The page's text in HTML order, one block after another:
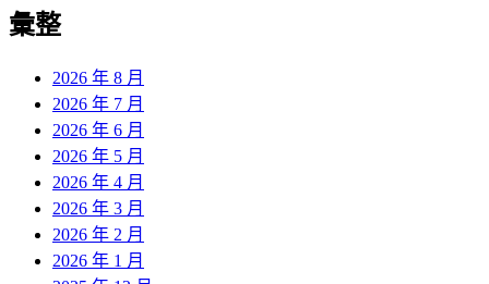
彙整
2026 年 8 月
2026 年 7 月
2026 年 6 月
2026 年 5 月
2026 年 4 月
2026 年 3 月
2026 年 2 月
2026 年 1 月